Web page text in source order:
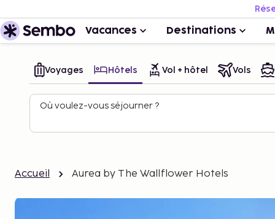
Vacances Destinations
Voyages Hôtels Vol + hôtel Vols
Où voulez-vous séjourner ?
Accueil Aurea by The Wallflower Hotels